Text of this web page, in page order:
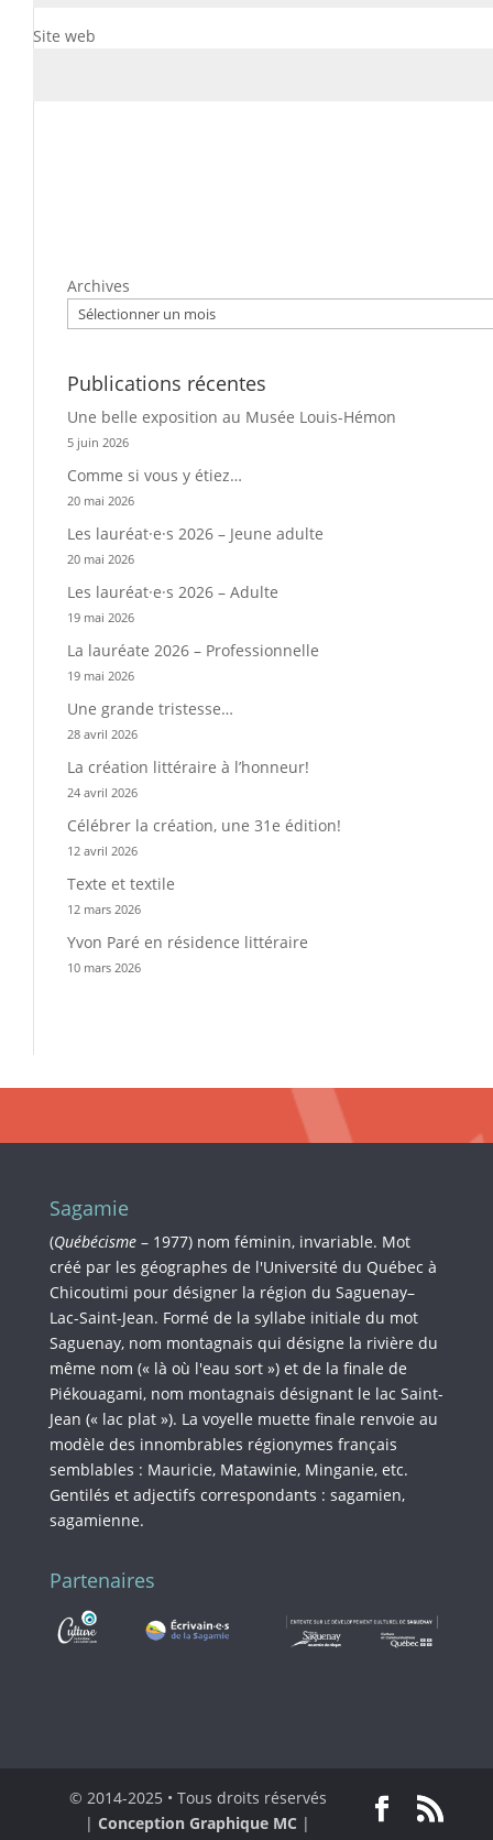
Site web
Archives
Publications récentes
Une belle exposition au Musée Louis-Hémon
5 juin 2026
Comme si vous y étiez…
20 mai 2026
Les lauréat·e·s 2026 – Jeune adulte
20 mai 2026
Les lauréat·e·s 2026 – Adulte
19 mai 2026
La lauréate 2026 – Professionnelle
19 mai 2026
Une grande tristesse…
28 avril 2026
La création littéraire à l’honneur!
24 avril 2026
Célébrer la création, une 31e édition!
12 avril 2026
Texte et textile
12 mars 2026
Yvon Paré en résidence littéraire
10 mars 2026
Sagamie
(Québécisme – 1977) nom féminin, invariable. Mot
créé par les géographes de l'Université du Québec à
Chicoutimi pour désigner la région du Saguenay–
Lac-Saint-Jean. Formé de la syllabe initiale du mot
Saguenay, nom montagnais qui désigne la rivière du
même nom (« là où l'eau sort ») et de la finale de
Piékouagami, nom montagnais désignant le lac Saint-
Jean (« lac plat »). La voyelle muette finale renvoie au
modèle des innombrables régionymes français
semblables : Mauricie, Matawinie, Minganie, etc.
Gentilés et adjectifs correspondants : sagamien,
sagamienne.
Partenaires
© 2014-2025 • Tous droits réservés
|Conception Graphique MC |